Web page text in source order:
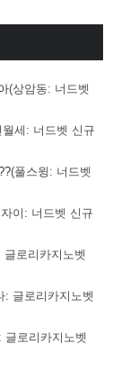
(상암동: 너드벳
월세: 너드벳 신규
(풀스윙: 너드벳
이: 너드벳 신규
글로리카지노벳
: 글로리카지노벳
글로리카지노벳